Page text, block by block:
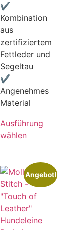
✔
Kombination
aus
zertifiziertem
Fettleder und
Segeltau
✔
Angenehmes
Material
Ausführung
wählen
Angebot!